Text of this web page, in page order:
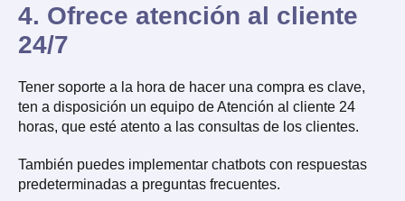
4. Ofrece atención al cliente
24/7
Tener soporte a la hora de hacer una compra es clave,
ten a disposición un equipo de Atención al cliente 24
horas, que esté atento a las consultas de los clientes.
También puedes implementar chatbots con respuestas
predeterminadas a preguntas frecuentes.